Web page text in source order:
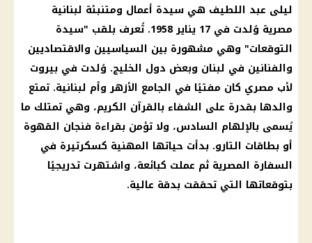
ليلى عبد اللطيف هي سيدة أعمال ومتنبئة لبنانية
مصرية وُلدت في 17 يناير 1958. تُعرف بلقب "
سيدة
التوقعات" وهي مشهورة بين السياسيين والاقتصاديين
والفنانين في لبنان وبعض دول الخليج. وُلدت في بيروت
لأب مصري كان مفتيًا في الجامع الأزهروأم لبنانية. تمتع
والدها بقدرة على الشفاء بالقرآن الكريم، وهي تمتلك ما
يُسمى بالإلهام السادس، ولا تؤمن بقراءة فنجان القهوة
أو بطاقات التارو. بدأت حياتها المهنية كسكرتيرة في
السفارة المصرية ثم عملت كبائعة، واشتهرت تدريجيًا
بتوقعاتها التي تحققت بدقة عالية.